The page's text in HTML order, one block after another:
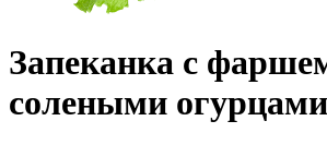
Запеканка с
солеными огурцами